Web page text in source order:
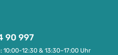
90 997
12:30 & 13:30–17:00 Uhr